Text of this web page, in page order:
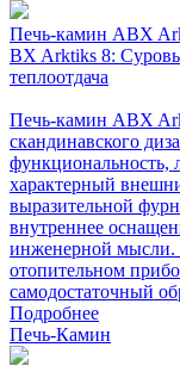
Печь-камин ABX
BX Arktiks 8:
теплоотдача
Печь-камин ABX
скандинавского
функциональность,
характерный
выразительной
внутреннее
инженерной мысли.
отопительном
самодостаточный
Подробнее
Печь-Камин